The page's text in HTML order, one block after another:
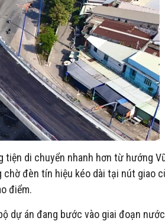
di chuyển nhanh hơn từ hướng
chờ đèn tín hiệu kéo dài tại nút giao
điểm.
dự án đang bước vào giai đoạn